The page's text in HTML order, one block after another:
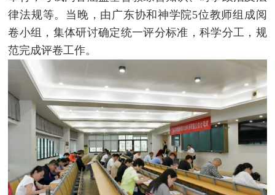
律法规等。当晚，由广东协和神学院5位教师组成阅
卷小组，集体研讨确定统一评分标准，科学分工，规
范完成评卷工作。